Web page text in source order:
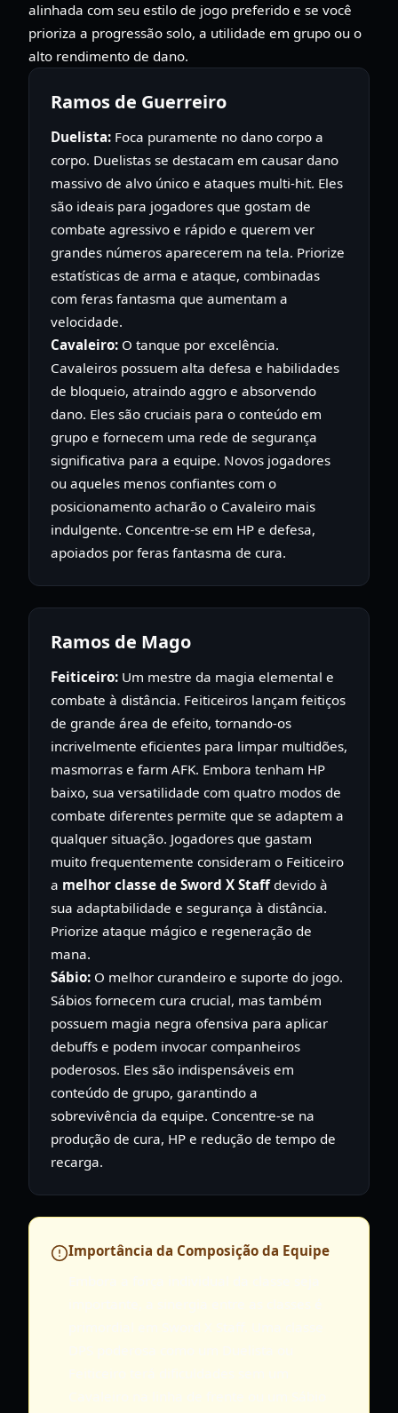
alinhada com seu estilo de jogo preferido e se você
prioriza a progressão solo, a utilidade em grupo ou o
alto rendimento de dano.
Ramos de Guerreiro
Duelista: Foca puramente no dano corpo a
corpo. Duelistas se destacam em causar dano
massivo de alvo único e ataques multi-hit. Eles
são ideais para jogadores que gostam de
combate agressivo e rápido e querem ver
grandes números aparecerem na tela. Priorize
estatísticas de arma e ataque, combinadas
com feras fantasma que aumentam a
velocidade.
Cavaleiro: O tanque por excelência.
Cavaleiros possuem alta defesa e habilidades
de bloqueio, atraindo aggro e absorvendo
dano. Eles são cruciais para o conteúdo em
grupo e fornecem uma rede de segurança
significativa para a equipe. Novos jogadores
ou aqueles menos confiantes com o
posicionamento acharão o Cavaleiro mais
indulgente. Concentre-se em HP e defesa,
apoiados por feras fantasma de cura.
Ramos de Mago
Feiticeiro: Um mestre da magia elemental e
combate à distância. Feiticeiros lançam feitiços
de grande área de efeito, tornando-os
incrivelmente eficientes para limpar multidões,
masmorras e farm AFK. Embora tenham HP
baixo, sua versatilidade com quatro modos de
combate diferentes permite que se adaptem a
qualquer situação. Jogadores que gastam
muito frequentemente consideram o Feiticeiro
a melhor classe de Sword X Staffdevido à
sua adaptabilidade e segurança à distância.
Priorize ataque mágico e regeneração de
mana.
Sábio: O melhor curandeiro e suporte do jogo.
Sábios fornecem cura crucial, mas também
possuem magia negra ofensiva para aplicar
debuffs e podem invocar companheiros
poderosos. Eles são indispensáveis em
conteúdo de grupo, garantindo a
sobrevivência da equipe. Concentre-se na
produção de cura, HP e redução de tempo de
recarga.
Importância da Composição da Equipe